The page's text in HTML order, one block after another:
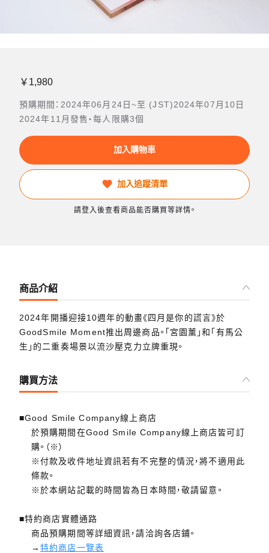
￥1,980
預購期間：2024年06月24日~至 (JST)2024年07月10日
2024年11月發售・每人限購3個
加入購物車
加入追蹤清單
請登入後查看商品能否購買等詳情。
商品介紹
2024年開播迎接10週年的動畫《四月是你的謊言》於
GoodSmile Moment推出周邊商品。「宮園薰」和「有馬公
生」的二重奏場景以流沙壓克力立牌重現。
購買方法
■Good Smile Company線上商店
於預購期間在Good Smile Company線上商店皆可訂
購。（※）
※付款及收件地址資訊若有不完整的情況，將不適用此
條款。
※於本網站記載的時間皆為日本時間，敬請留意。
■特約商店實體通路
商品預購期間等詳細資訊，請洽詢各店鋪。
→特約商店一覽表